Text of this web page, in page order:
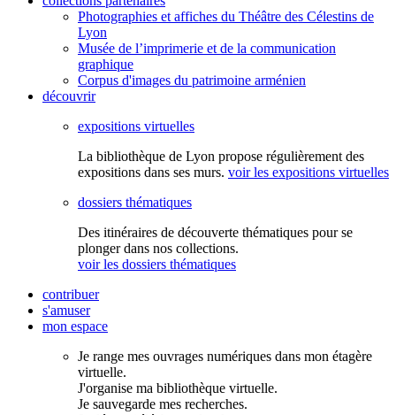
Photographies et affiches du Théâtre des Célestins de
Lyon
Musée de l’imprimerie et de la communication
graphique
Corpus d'images du patrimoine arménien
découvrir
expositions virtuelles
La bibliothèque de Lyon propose régulièrement des
expositions dans ses murs. voir les expositions virtuelles
dossiers thématiques
Des itinéraires de découverte thématiques pour se
plonger dans nos collections.
voir les dossiers thématiques
contribuer
s'amuser
mon espace
Je range mes ouvrages numériques dans mon étagère
virtuelle.
J'organise ma bibliothèque virtuelle.
Je sauvegarde mes recherches.